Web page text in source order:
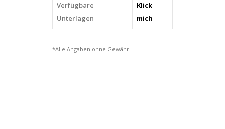
Verfügbare
Unterlagen
Klick
mich
*Alle Angaben ohne Gewähr.